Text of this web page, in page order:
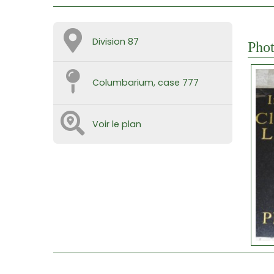
Division 87
Columbarium, case 777
Voir le plan